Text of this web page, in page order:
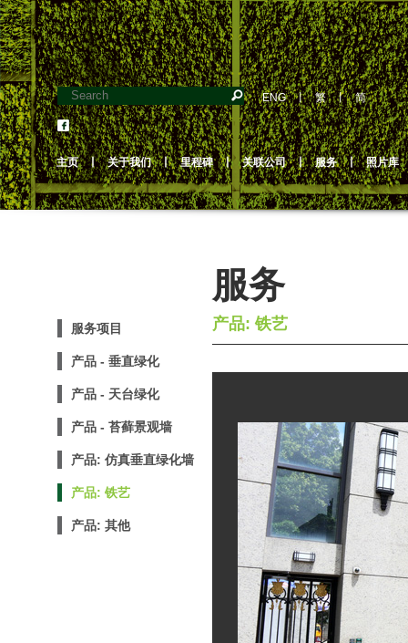
ENG丨繁丨简
主页 丨 关于我们 丨 里程碑 丨 关联公司 丨 服务 丨 照片库
服务项目
产品 - 垂直绿化
产品 - 天台绿化
产品 - 苔藓景观墙
产品: 仿真垂直绿化墙
产品: 铁艺
产品: 其他
服务
产品: 铁艺